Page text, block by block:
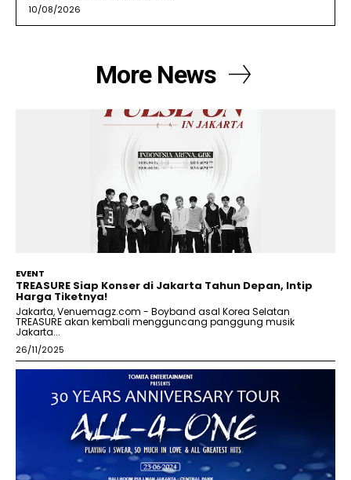
10/08/2026
More News
EVENT
TREASURE Siap Konser di Jakarta Tahun Depan, Intip
Harga Tiketnya!
Jakarta, Venuemagz.com - Boyband asal Korea Selatan
TREASURE akan kembali mengguncang panggung musik
Jakarta...
26/11/2025